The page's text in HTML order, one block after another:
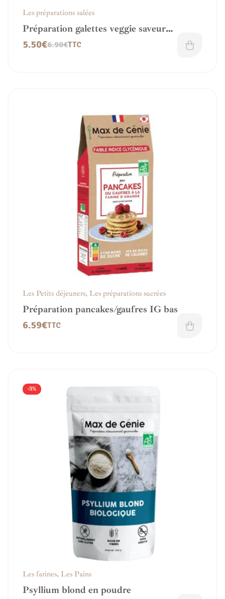
Les préparations salées
Préparation galettes veggie saveur
Mexicaine
6.90€
5.50€ TTC
Les Petits déjeuners, Les préparations sucrées
Préparation pancakes/gaufres IG bas
6.59€TTC
-3%
Les farines, Les Pains
Psyllium blond en poudre